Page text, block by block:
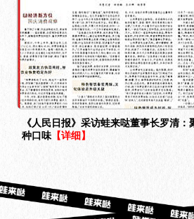
《人民日报》采访蛙来哒董事长罗清
种口味 【详细】